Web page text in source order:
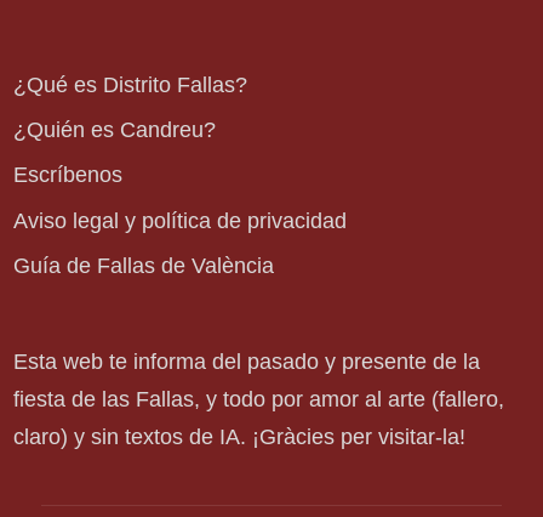
¿Qué es Distrito Fallas?
¿Quién es Candreu?
Escríbenos
Aviso legal y política de privacidad
Guía de Fallas de València
Esta web te informa del pasado y presente de la
fiesta de las Fallas, y todo por amor al arte (fallero,
claro) y sin textos de IA. ¡Gràcies per visitar-la!